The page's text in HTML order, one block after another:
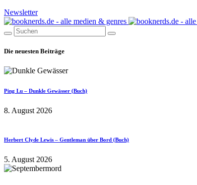
Newsletter
Die neuesten Beiträge
Ping Lu – Dunkle Gewässer (Buch)
8. August 2026
Herbert Clyde Lewis – Gentleman über Bord (Buch)
5. August 2026